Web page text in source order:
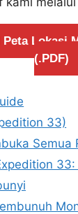
Peta Lokasi
(.PDF)
33)
Semua